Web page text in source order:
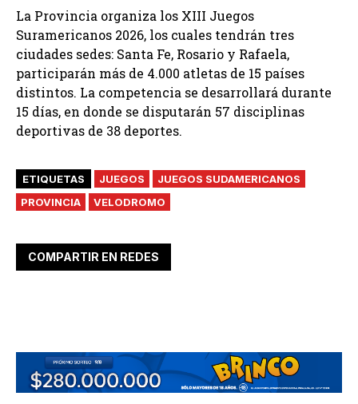
La Provincia organiza los XIII Juegos
Suramericanos 2026, los cuales tendrán tres
ciudades sedes: Santa Fe, Rosario y Rafaela,
participarán más de 4.000 atletas de 15 países
distintos. La competencia se desarrollará durante
15 días, en donde se disputarán 57 disciplinas
deportivas de 38 deportes.
ETIQUETAS JUEGOS
JUEGOS SUDAMERICANOS
PROVINCIA
VELODROMO
COMPARTIR EN REDES